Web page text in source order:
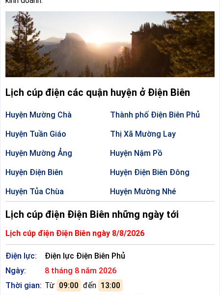
Lịch cúp điện các quận huyện ở Điện Biên
Huyện Mường Chà Thành phố Điện Biên Phủ
Huyện Tuần Giáo Thị Xã Mường Lay
Huyện Mường Ảng Huyện Nậm Pồ
Huyện Điện Biên Huyện Điện Biên Đông
Huyện Tủa Chùa Huyện Mường Nhé
Lịch cúp điện Điện Biên những ngày tới
Lịch cúp điện Điện Biên ngày 8/8/2026
Điện lực:
Điện lực Điện Biên Phủ
Ngày:
8 tháng 8 năm 2026
Thời gian: Từ 09:00 đến 13:00